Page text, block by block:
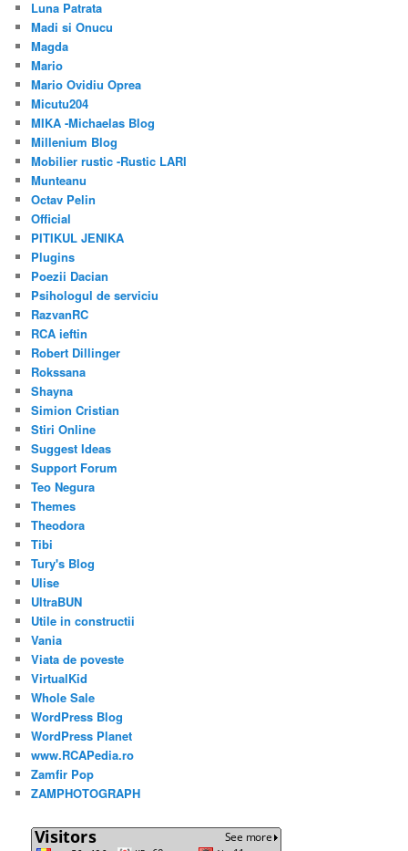
Luna Patrata
Madi si Onucu
Magda
Mario
Mario Ovidiu Oprea
Micutu204
MIKA -Michaelas Blog
Millenium Blog
Mobilier rustic -Rustic LARI
Munteanu
Octav Pelin
Official
PITIKUL JENIKA
Plugins
Poezii Dacian
Psihologul de serviciu
RazvanRC
RCA ieftin
Robert Dillinger
Rokssana
Shayna
Simion Cristian
Stiri Online
Suggest Ideas
Support Forum
Teo Negura
Themes
Theodora
Tibi
Tury's Blog
Ulise
UltraBUN
Utile in constructii
Vania
Viata de poveste
VirtualKid
Whole Sale
WordPress Blog
WordPress Planet
www.RCAPedia.ro
Zamfir Pop
ZAMPHOTOGRAPH